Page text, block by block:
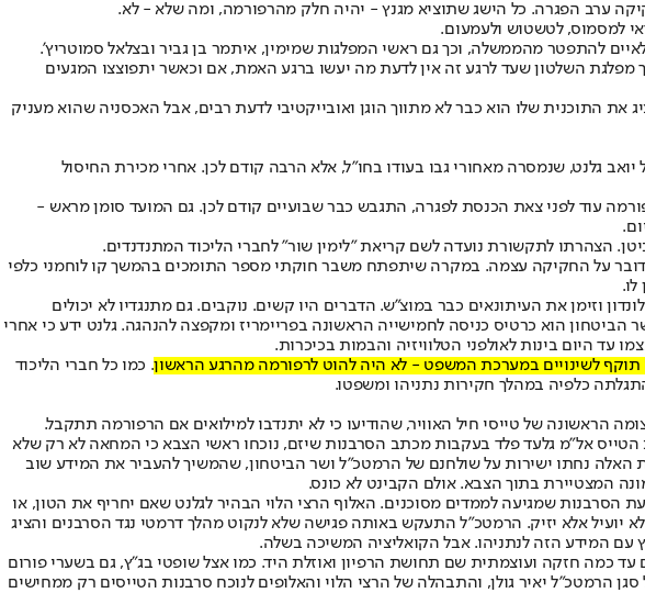
ערב הפגרה. כל הישג שתוציא מגנץ - יהיה חלק מהרפורמה, ומה שלא - לא.
למסמוס, לטשטוש ולעמעום.
להתפטר מהממשלה, וכך גם ראשי המפלגות שמימין, איתמר בן גביר ובצלאל סמוטריץ'.
מפלגת השלטון שעד לרגע זה אין לדעת מה יעשו ברגע האמת, אם וכאשר יתפוצצו המגעים
התוכנית שלו הוא כבר לא מתווך הוגן ואובייקטיבי לדעת רבים, אבל האכסניה שהוא מעניק
גלנט, שנמסרה מאחורי גבו בעודו בחו"ל, אלא הרבה קודם לכן. אחרי מכירת החיסול
עוד לפני צאת הכנסת לפגרה, התגבש כבר שבועיים קודם לכן. גם המועד סומן מראש -
הצהרתו לתקשורת נועדה לשם קריאת "לימין שור" לחברי הליכוד המתנדנדים.
יש 64 ח"כים אבל הם רק על הנייר, וזה רק כאשר מדובר על החקיקה עצמה. במקרה שיתפתח משבר חוקתי מספר התומכים בהמשך קו לוחמני כלפי
וזימן את העיתונאים כבר במוצ"ש. הדברים היו קשים. נוקבים. גם מתנגדיו לא יכולים
הוא כרטיס כניסה לחמישייה הראשונה בפריימריז ומקפצה להנהגה. גלנט ידע כי אחרי
היום בינות לאולפני הטלוויזיה והבמות בכיכרות.
. כמו כל חברי הליכוד
כלפיה במהלך חקירות נתניהו ומשפטו.
של טייסי חיל האוויר, שהודיעו כי לא יתנדבו למילואים אם הרפורמה תתקבל.
אל"מ גלעד פלד בעקבות מכתב הסרבנות שיזם, נוכחו ראשי הצבא כי המחאה לא רק שלא
נחתו ישירות על שולחנם של הרמטכ"ל ושר הביטחון, שהמשיך להעביר את המידע שוב
המצטיירת בתוך הצבא. אולם הקבינט לא כונס.
שמגיעה לממדים מסוכנים. האלוף הרצי הלוי הבהיר לגלנט שאם יחריף את הטון, או
יועיל אלא יזיק. הרמטכ"ל התעקש באותה פגישה שלא לנקוט מהלך דרמטי נגד הסרבנים והציג
עם המידע הזה לנתניהו. אבל הקואליציה המשיכה בשלה.
חזקה ועוצמתית שם תחושת הרפיון ואוזלת היד. כמו אצל שופטי בג"ץ, גם בשערי פורום
הרמטכ"ל יאיר גולן, והתבהלה של הרצי הלוי והאלופים לנוכח סרבנות הטייסים רק ממחישים